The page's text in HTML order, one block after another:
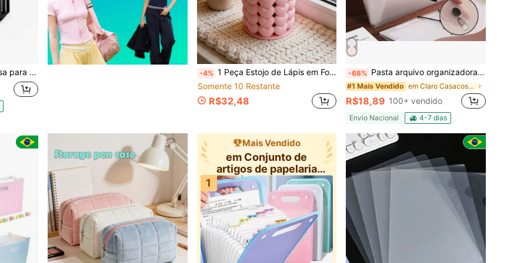
porta-envelopes e porta-recados. -4% 1 Peça Estojo de Lápis em Formato de Coração Criativo (Material Plástico) - Presente de Papelaria Ideal Projetado para Estudantes. Possui Dupla Função: Pode Organizar Suprimentos Escolares e Também Servir como uma Decoração de Mesa Fofa Amada pelos Estudantes; Também é uma Caixa de Armazenamento Durável para Essenciais de Escritório, Tornando-o um Presente Romântico Perfeito para o Dia dos Namorados. Especialmente Adequado para a Temporada de Volta às Aulas, Este Estojo de Lápis Pode Organizar Eficientemente os Suprimentos Escolares e Embelezar o Ambiente da Mesa, Tornando-o um Item Indispensável para a Sala de Aula.
Somente 10 Restante
R$32,48
-68% Pasta arquivo organizadora expansível com divisórias grandes para A4 com alça e identificação com Elástico (PASTA COM ELÁSTICO)
#1 Mais Vendido em Claro Casacos de Arquivo & Bolsos de Arquivo
R$18,89 100+ vendido
Envio Nacional 4-7 dias
Mais Vendido
em Conjunto de
artigos de papelaria
Casacos de Arq
1